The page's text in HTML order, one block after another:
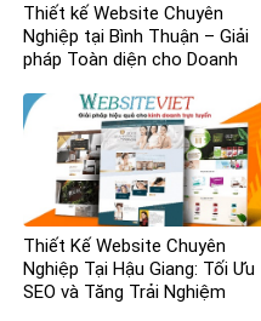
Thiết kế Website Chuyên
Nghiệp tại Bình Thuận – Giải
pháp Toàn diện cho Doanh
Thiết Kế Website Chuyên
Nghiệp Tại Hậu Giang: Tối Ưu
SEO và Tăng Trải Nghiệm